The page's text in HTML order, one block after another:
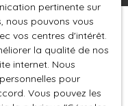
Créer une alerte
pertinente sur
nous pouvons vous
vos centres d'intérêt.
la qualité de nos
internet. Nous
pour
Vous pouvez les